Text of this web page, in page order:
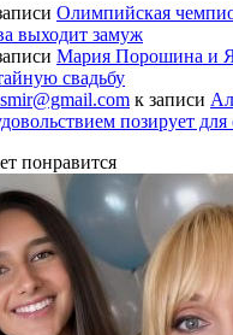
Олимпийская
выходит замуж
Мария Порошина и
свадьбу
к записи
позирует для
понравится